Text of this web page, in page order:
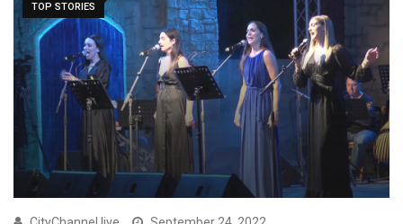
TOP STORIES